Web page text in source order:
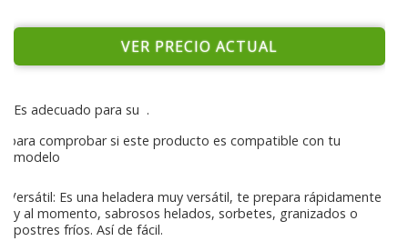
VER PRECIO ACTUAL
Es adecuado para su .
para comprobar si este producto es compatible con tu
modelo
Versátil: Es una heladera muy versátil, te prepara rápidamente
y al momento, sabrosos helados, sorbetes, granizados o
postres fríos. Así de fácil.